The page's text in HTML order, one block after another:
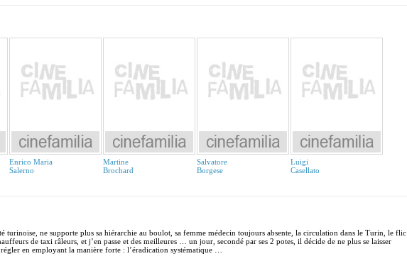
Enrico Maria
Salerno
Martine
Brochard
Salvatore
Borgese
Luigi
Casellato
ne supporte plus sa hiérarchie au boulot, sa femme médecin toujours absente, la circulation dans le Turin, le flic
de taxi râleurs, et j’en passe et des meilleures … un jour, secondé par ses 2 potes, il décide de ne plus se laisser
en employant la manière forte : l’éradication systématique …